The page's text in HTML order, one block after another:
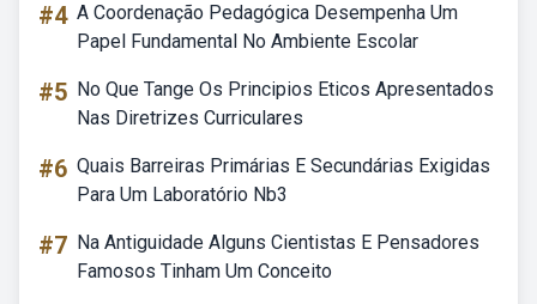
#4 A Coordenação Pedagógica Desempenha Um
Papel Fundamental No Ambiente Escolar
#5 No Que Tange Os Principios Eticos Apresentados
Nas Diretrizes Curriculares
#6 Quais Barreiras Primárias E Secundárias Exigidas
Para Um Laboratório Nb3
#7 Na Antiguidade Alguns Cientistas E Pensadores
Famosos Tinham Um Conceito